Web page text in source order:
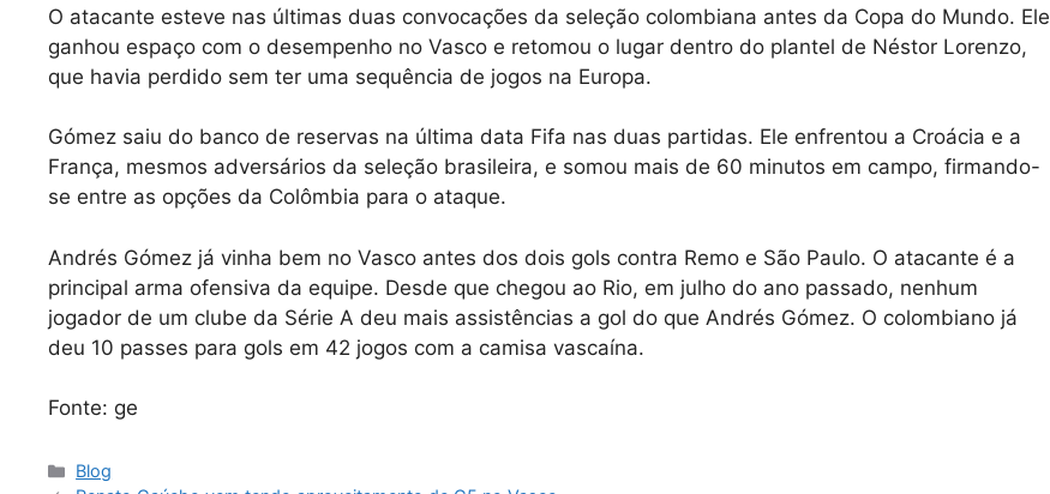
O atacante esteve nas últimas duas convocações da seleção colombiana antes da Copa do Mundo. Ele
ganhou espaço com o desempenho no Vasco e retomou o lugar dentro do plantel de Néstor Lorenzo,
que havia perdido sem ter uma sequência de jogos na Europa.
Gómez saiu do banco de reservas na última data Fifa nas duas partidas. Ele enfrentou a Croácia e a
França, mesmos adversários da seleção brasileira, e somou mais de 60 minutos em campo, firmando-
se entre as opções da Colômbia para o ataque.
Andrés Gómez já vinha bem no Vasco antes dos dois gols contra Remo e São Paulo. O atacante é a
principal arma ofensiva da equipe. Desde que chegou ao Rio, em julho do ano passado, nenhum
jogador de um clube da Série A deu mais assistências a gol do que Andrés Gómez. O colombiano já
deu 10 passes para gols em 42 jogos com a camisa vascaína.
Fonte: ge
Categorias
Blog